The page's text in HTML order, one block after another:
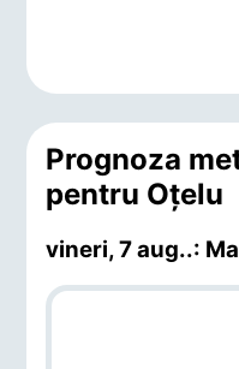
Prognoza
pentru Oţelu
vineri, 7 aug..: